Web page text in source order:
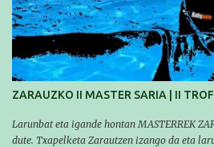
compañero Asier Gorostegi participaron en
travesía se realiza un recorrido desde la
de Malkorbe, pero debido al estado del mar
decidió hacerlo en el interior de la bahía de
Asier completó el recorrido en 29 minutos y
ZARAUZKO II MASTER SARIA | II
Larunbat eta igande hontan MASTERREK
dute. Txapelketa Zarautzen izango da eta